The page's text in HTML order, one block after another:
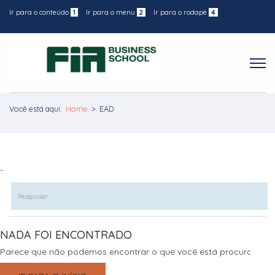
Ir para o conteúdo 1 Ir para o menu 2 Ir para o rodapé 4
Você está aqui: Home > EAD
-
NADA FOI ENCONTRADO
Parece que não podemos encontrar o que você está procurando.